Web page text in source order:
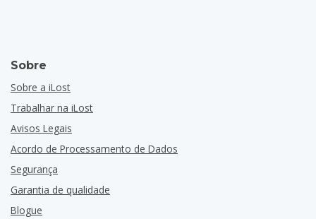
Sobre
Sobre a iLost
Trabalhar na iLost
Avisos Legais
Acordo de Processamento de Dados
Segurança
Garantia de qualidade
Blogue